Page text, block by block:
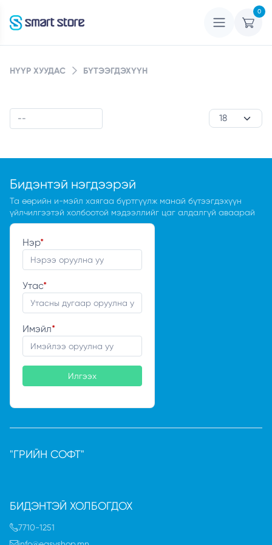
0
НҮҮР ХУУДАС БҮТЭЭГДЭХҮҮН
Бидэнтэй нэгдээрэй
Та өөрийн и-мэйл хаягаа бүртгүүлж манай бүтээгдэхүүн
үйлчилгээтэй холбоотой мэдээллийг цаг алдалгүй аваарай
Нэр*
Утас*
Имэйл*
Илгээх
"ГРИЙН СОФТ"
БИДЭНТЭЙ ХОЛБОГДОХ
7710-1251